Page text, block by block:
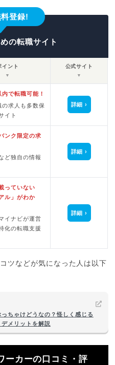
登録!
の転職サイト
イント
▼
公式サイト
▼
で転職可能！
の求人も多数保
イト
詳細
ンク限定の求
ど独自の情報
詳細
っていない
ル」がわか
イナビが運営
化の転職支援
詳細
ツなどが気になった人は以下
ちゃけどうなの？怪しく感じる
メリットを解説
ーカーの口コミ・評